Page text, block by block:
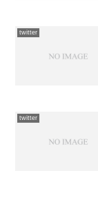
twitter
twitter